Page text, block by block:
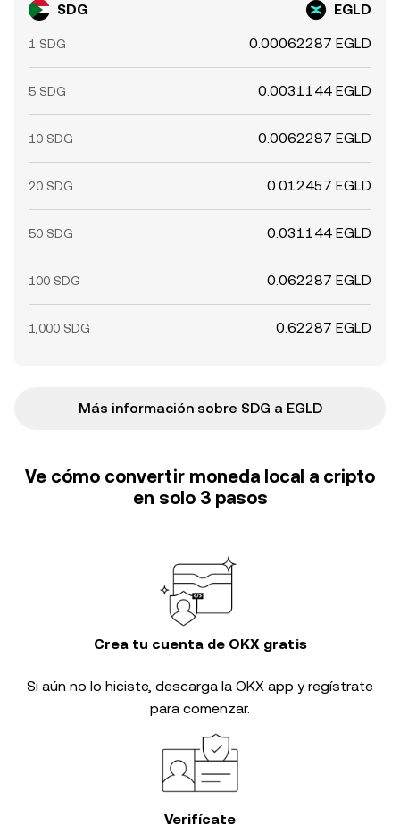
SDG EGLD
1 SDG 0.00062287 EGLD
5 SDG 0.0031144 EGLD
10 SDG 0.0062287 EGLD
20 SDG 0.012457 EGLD
50 SDG 0.031144 EGLD
100 SDG 0.062287 EGLD
1,000 SDG 0.62287 EGLD
Más información sobre SDG a EGLD
Ve cómo convertir moneda local a cripto
en solo 3 pasos
Crea tu cuenta de OKX gratis
Si aún no lo hiciste, descarga la OKX app y regístrate
para comenzar.
Verifícate